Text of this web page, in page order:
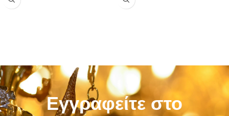
επεξεργασία προκειμένου να
Εγγραφείτε στο